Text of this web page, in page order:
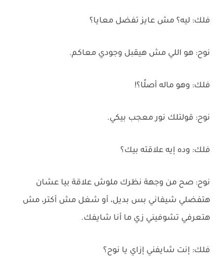
فلك: ليه؟ مش عايز تفضل معايا؟
نوح: هو اللي مش هيقبل وجودي معاكم.
فلك: وهو ماله أصلًا؟!
نوح: قولتلك نور معجب بيكي.
فلك: وده إيه علاقته بيك؟
نوح: صح من وجهة نظرك ملوش علاقة بيا عشان
هتفضلي شيفاني بس بديل، أو شغل مش أكتر، مش
هتعرفي تشوفيني زي ما أنا شايفك.
فلك: إنت شايفني إزاي يا نوح؟